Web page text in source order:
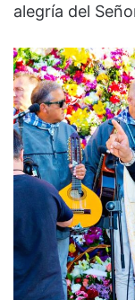
alegría del